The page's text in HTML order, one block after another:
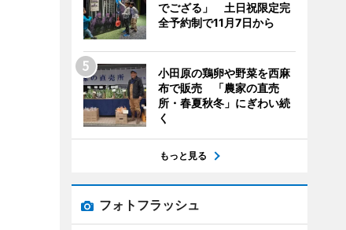
でござる」 土日祝限定完
全予約制で11月7日から
小田原の鶏卵や野菜を西麻
布で販売 「農家の直売
所・春夏秋冬」にぎわい続
く
もっと見る
フォトフラッシュ